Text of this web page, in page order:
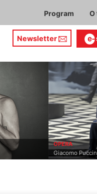
Program O
Newsletter
OPERA
Giacomo